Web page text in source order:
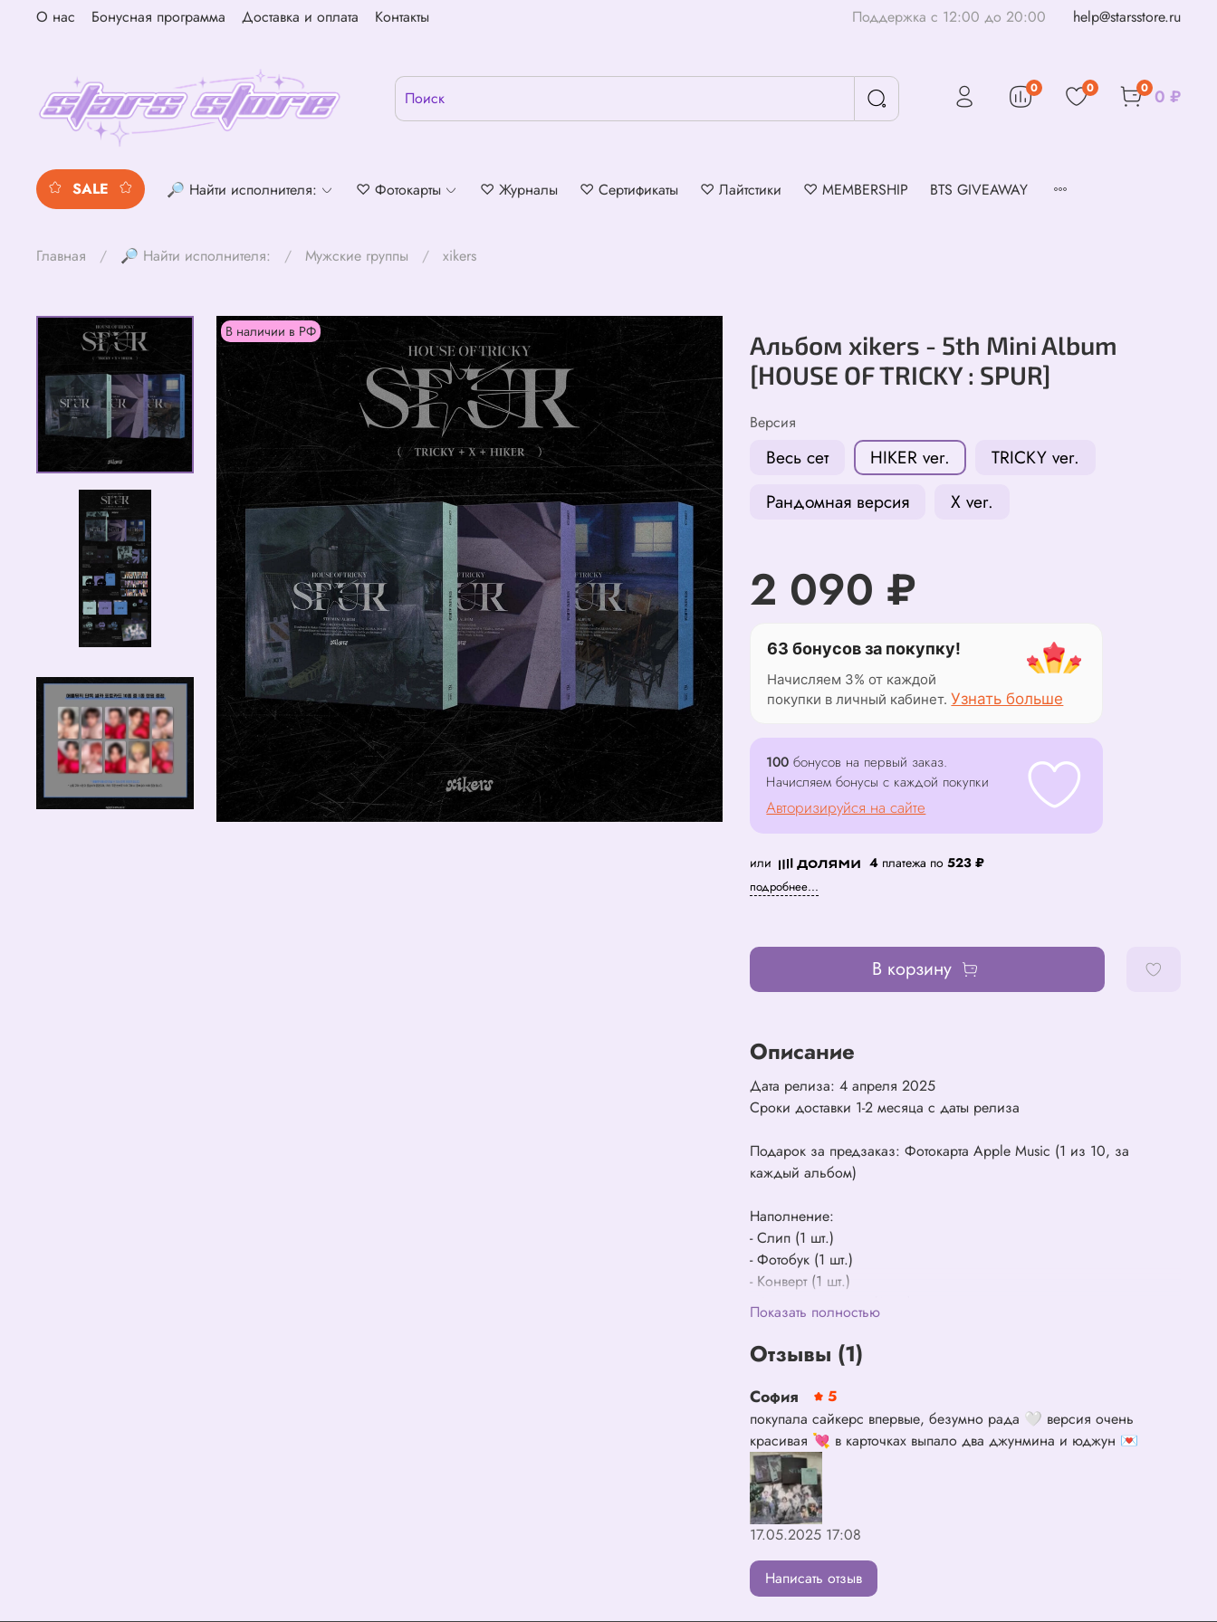
О нас Бонусная программа Доставка и оплата Контакты Поддержка с 12:00 до 20:00 help@starsstore.ru
0 0 0 0 ₽
SALE 🔎 Найти исполнителя: ♡ Фотокарты ♡ Журналы ♡ Сертификаты ♡ Лайтстики ♡ MEMBERSHIP BTS GIVEAWAY
Главная 🔎 Найти исполнителя: Мужские группы xikers
В наличии в РФ
Альбом xikers - 5th Mini Album
[HOUSE OF TRICKY : SPUR]
Версия
Весь сет HIKER ver.
TRICKY ver.
Рандомная версия
X ver.
2 090 ₽
63 бонусов за покупку!
Начисляем 3% от каждой
покупки в личный кабинет.Узнать больше
100 бонусов на первый заказ.
Начисляем бонусы с каждой покупки
Авторизируйся на сайте
или 4 платежа по523 ₽
подробнее...
В корзину
Описание
Дата релиза: 4 апреля 2025
Сроки доставки 1-2 месяца с даты релиза
Подарок за предзаказ: Фотокарта Apple Music (1 из 10, за
каждый альбом)
Наполнение:
- Слип (1 шт.)
- Фотобук (1 шт.)
- Конверт (1 шт.)
- Складной постер (1 шт.)
- Дисковый пакет (1 шт.)
- Фотокарта (2 шт. из 20 возможных, рандомный выбор)
- Набор стикеров (1 комплект из 3 шт.)
- Магнит (1 шт.)
Показать полностью
Отзывы (1)
София
5
покупала сайкерс впервые, безумно рада 🤍 версия очень
красивая 💘 в карточках выпало два джунмина и юджун 💌
17.05.2025 17:08
Написать отзыв